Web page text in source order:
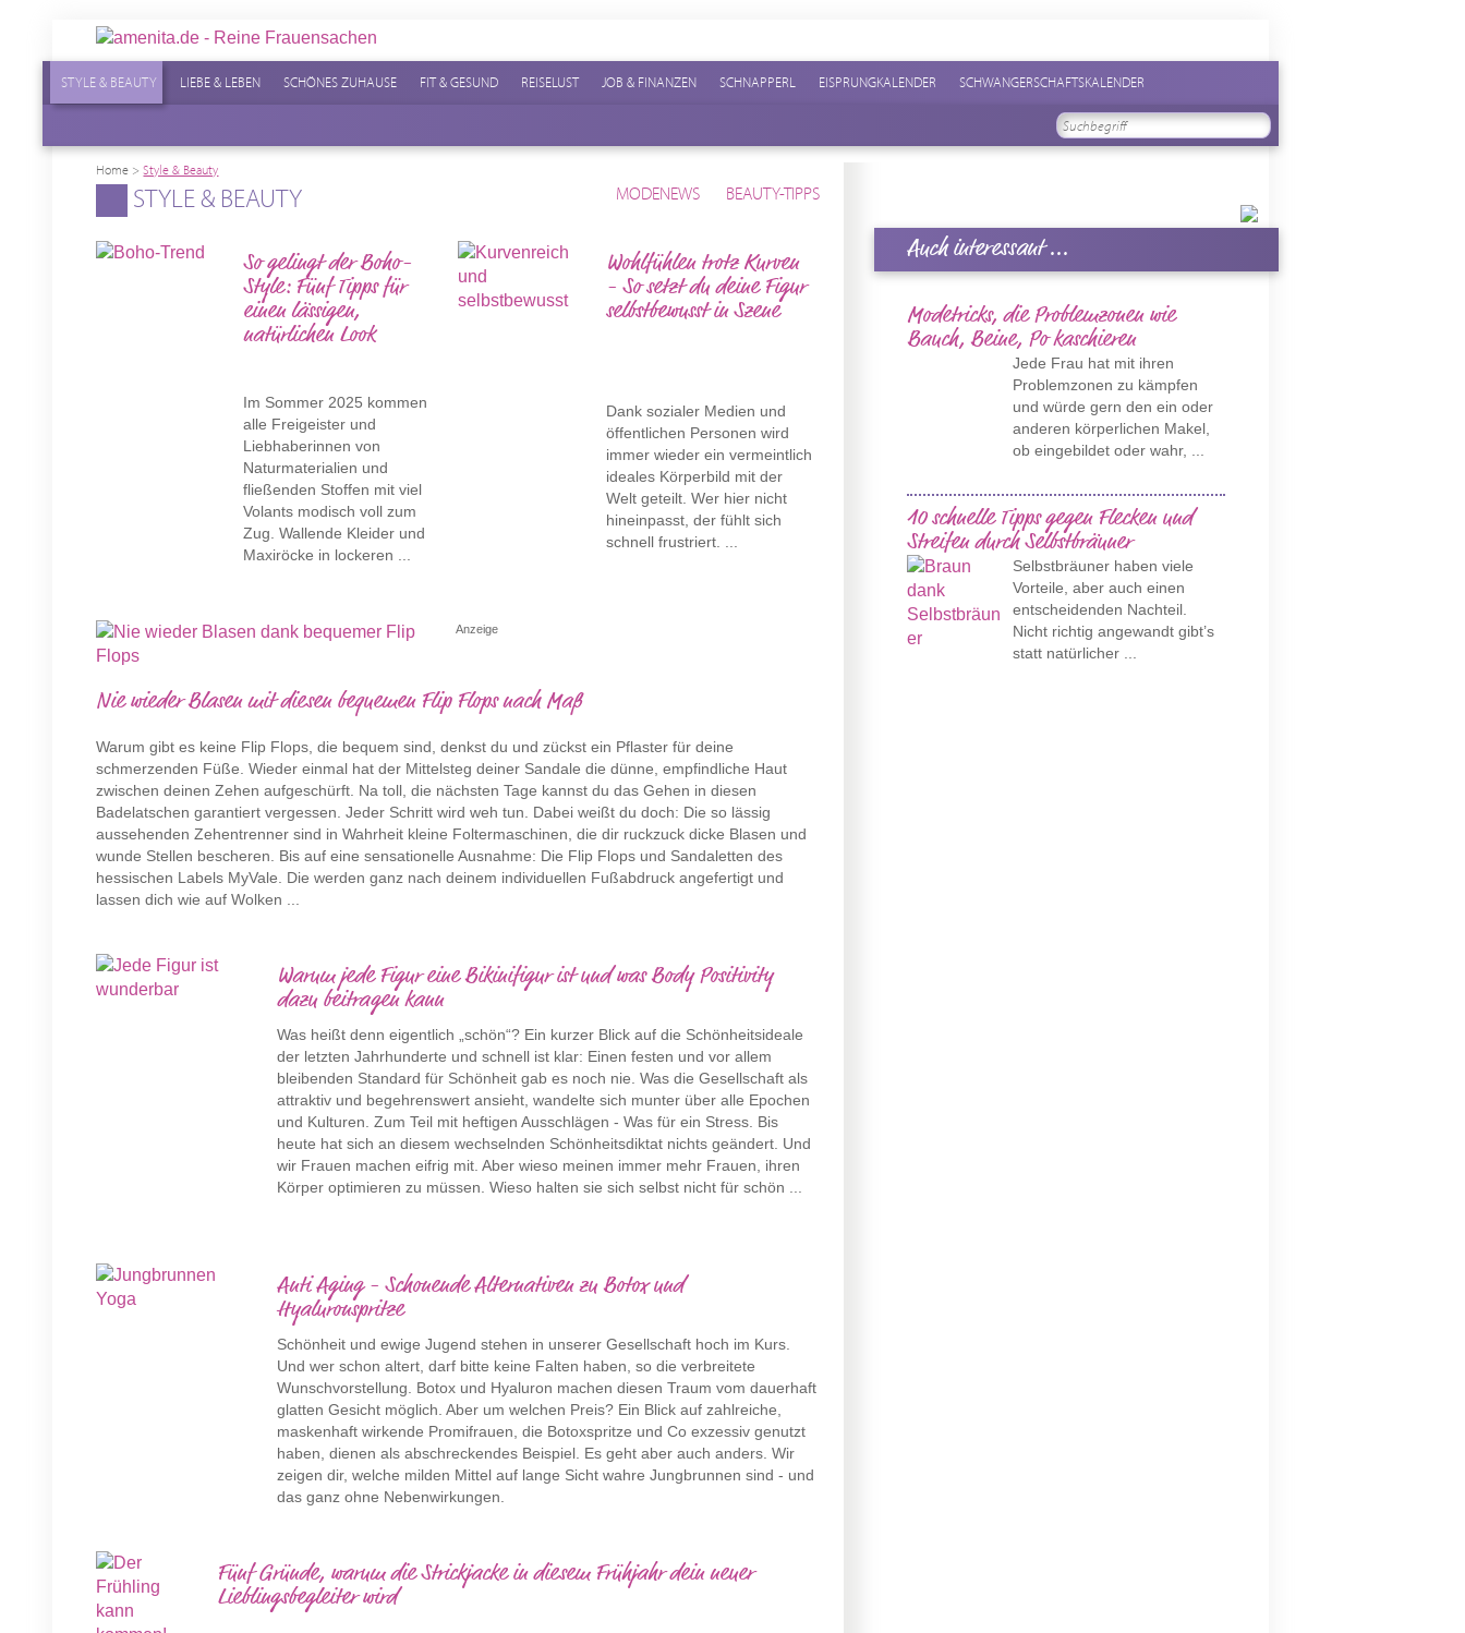
STYLE & BEAUTY LIEBE & LEBEN SCHÖNES ZUHAUSE FIT & GESUND REISELUST JOB & FINANZEN SCHNAPPERL EISPRUNGKALENDER SCHWANGERSCHAFTSKALENDER
Home >Style & Beauty
STYLE & BEAUTY MODENEWS BEAUTY-TIPPS
So gelingt der Boho-
Style: Fünf Tipps für
einen lässigen,
natürlichen Look
Im Sommer 2025 kommen
alle Freigeister und
Liebhaberinnen von
Naturmaterialien und
fließenden Stoffen mit viel
Volants modisch voll zum
Zug. Wallende Kleider und
Maxiröcke in lockeren ...
Wohlfühlen trotz Kurven
- So setzt du deine Figur
selbstbewusst in Szene
Dank sozialer Medien und
öffentlichen Personen wird
immer wieder ein vermeintlich
ideales Körperbild mit der
Welt geteilt. Wer hier nicht
hineinpasst, der fühlt sich
schnell frustriert. ...
Anzeige
Nie wieder Blasen mit diesen bequemen Flip Flops nach Maß
Warum gibt es keine Flip Flops, die bequem sind, denkst du und zückst ein Pflaster für deine
schmerzenden Füße. Wieder einmal hat der Mittelsteg deiner Sandale die dünne, empfindliche Haut
zwischen deinen Zehen aufgeschürft. Na toll, die nächsten Tage kannst du das Gehen in diesen
Badelatschen garantiert vergessen. Jeder Schritt wird weh tun. Dabei weißt du doch: Die so lässig
aussehenden Zehentrenner sind in Wahrheit kleine Foltermaschinen, die dir ruckzuck dicke Blasen und
wunde Stellen bescheren. Bis auf eine sensationelle Ausnahme: Die Flip Flops und Sandaletten des
hessischen Labels MyVale. Die werden ganz nach deinem individuellen Fußabdruck angefertigt und
lassen dich wie auf Wolken ...
Warum jede Figur eine Bikinifigur ist und was Body Positivity
dazu beitragen kann
Was heißt denn eigentlich „schön“? Ein kurzer Blick auf die Schönheitsideale
der letzten Jahrhunderte und schnell ist klar: Einen festen und vor allem
bleibenden Standard für Schönheit gab es noch nie. Was die Gesellschaft als
attraktiv und begehrenswert ansieht, wandelte sich munter über alle Epochen
und Kulturen. Zum Teil mit heftigen Ausschlägen - Was für ein Stress. Bis
heute hat sich an diesem wechselnden Schönheitsdiktat nichts geändert. Und
wir Frauen machen eifrig mit. Aber wieso meinen immer mehr Frauen, ihren
Körper optimieren zu müssen. Wieso halten sie sich selbst nicht für schön ...
Anti Aging - Schonende Alternativen zu Botox und
Hyaluronspritze
Schönheit und ewige Jugend stehen in unserer Gesellschaft hoch im Kurs.
Und wer schon altert, darf bitte keine Falten haben, so die verbreitete
Wunschvorstellung. Botox und Hyaluron machen diesen Traum vom dauerhaft
glatten Gesicht möglich. Aber um welchen Preis? Ein Blick auf zahlreiche,
maskenhaft wirkende Promifrauen, die Botoxspritze und Co exzessiv genutzt
haben, dienen als abschreckendes Beispiel. Es geht aber auch anders. Wir
zeigen dir, welche milden Mittel auf lange Sicht wahre Jungbrunnen sind - und
das ganz ohne Nebenwirkungen.
Fünf Gründe, warum die Strickjacke in diesem Frühjahr dein neuer
Lieblingsbegleiter wird
Auch interessant ...
Modetricks, die Problemzonen wie
Bauch, Beine, Po kaschieren
Jede Frau hat mit ihren
Problemzonen zu kämpfen
und würde gern den ein oder
anderen körperlichen Makel,
ob eingebildet oder wahr, ...
10 schnelle Tipps gegen Flecken und
Streifen durch Selbstbräuner
Selbstbräuner haben viele
Vorteile, aber auch einen
entscheidenden Nachteil.
Nicht richtig angewandt gibt’s
statt natürlicher ...